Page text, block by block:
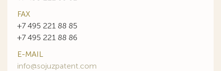
FAX
+7 495 221 88 85
+7 495 221 88 86
E-MAIL
info@sojuzpatent.com